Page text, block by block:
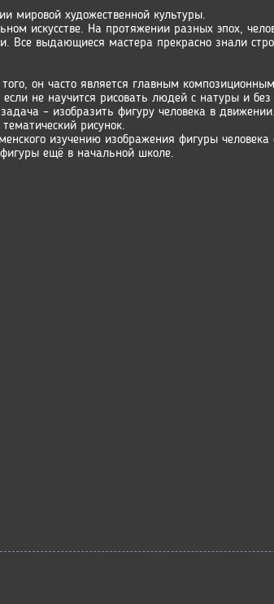
мировой художественной культуры.
искусстве. На протяжении разных эпох,
Все выдающиеся мастера прекрасно знали
он часто является главным
не научится рисовать людей с натуры и
– изобразить фигуру человека в
рисунок.
изучению изображения фигуры человека
ещё в начальной школе.